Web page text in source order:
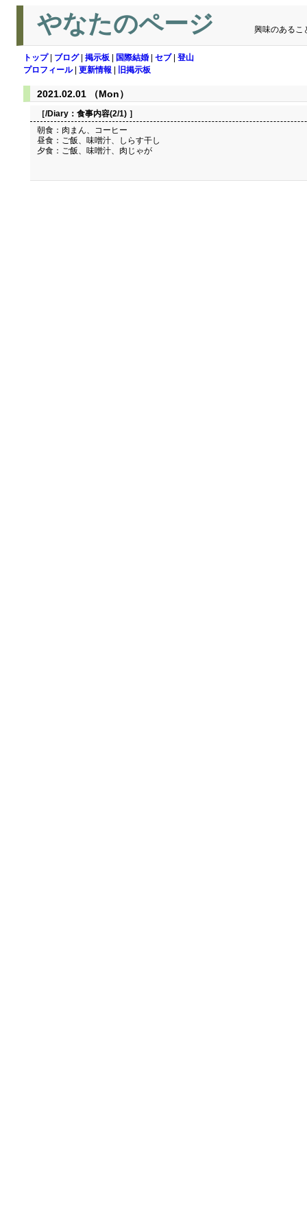
やなたのページ 興味のあるこ
トップ| ブログ| 掲示板 国際結婚 セブ| 登山
プロフィール| 更新情報 旧掲示板
2021.02.01 （Mon）
［/Diary： 食事内容(2/1) ］
朝食：肉まん、コーヒー
昼食：ご飯、味噌汁、しらす干し
夕食：ご飯、味噌汁、肉じゃが